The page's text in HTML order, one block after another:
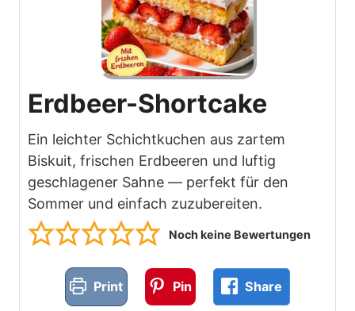
Erdbeer-Shortcake
Ein leichter Schichtkuchen aus zartem
Biskuit, frischen Erdbeeren und luftig
geschlagener Sahne — perfekt für den
Sommer und einfach zuzubereiten.
Noch keine Bewertungen
Print Pin Share